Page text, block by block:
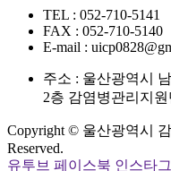
TEL : 052-710-5141
FAX : 052-710-5140
E-mail :
주소 : 울산광역시
2층 감염병관리지
Copyright © 울산광역시
Reserved.
유투브 페이스북 인스타